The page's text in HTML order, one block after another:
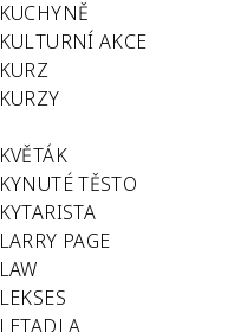
KUCHYNĚ
KULTURNÍ AKCE
KURZ
KURZY
KVĚTÁK
KYNUTÉ TĚSTO
KYTARISTA
LARRY PAGE
LAW
LEKSES
LETADLA